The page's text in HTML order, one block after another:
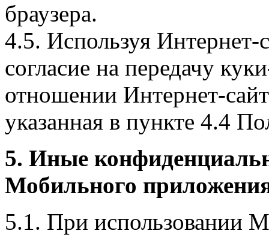
браузера.
4.5. Используя Интернет-
согласие на передачу
отношении Интернет-
указанная в пункте 4.4
5. Иные
Мобильного
5.1. При использовании